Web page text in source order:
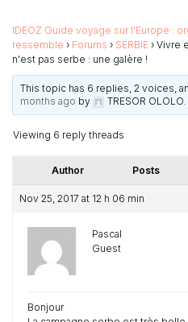
IDEOZ Guide voyage sur l’Europe :
ressemble › Forums › SERBIE › Vivre
n'est pas serbe : une galère !
This topic has 6 replies, 2 voices,
months ago by TRESOR OLOLO.
Viewing 6 reply threads
Author Posts
Nov 25, 2017 at 12 h 06 min
Pascal
Guest
Bonjour